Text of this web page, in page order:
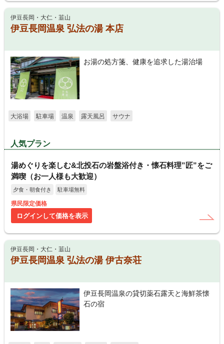
伊豆長岡・大仁・韮山
伊豆長岡温泉 弘法の湯 本店
お湯の処方箋、健康を追求した湯治場
大浴場 駐車場 温泉 露天風呂 サウナ
人気プラン
湯めぐりを楽しむ&北投石の岩盤浴付き・懐石料理”匠”をご
満喫（お一人様も大歓迎）
夕食・朝食付き 駐車場無料
県民限定価格
ログインして価格を表示
伊豆長岡・大仁・韮山
伊豆長岡温泉 弘法の湯 伊古奈荘
伊豆長岡温泉の貸切薬石露天と海鮮茶懐
石の宿